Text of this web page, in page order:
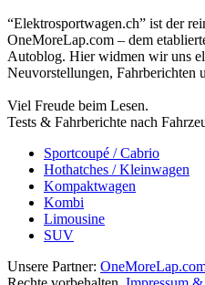
“Elektrosportwagen.ch” ist der
OneMoreLap.com – dem
Autoblog. Hier widmen wir uns
Neuvorstellungen, Fahrberichten
Viel Freude beim Lesen.
Tests & Fahrberichte nach
Sportcoupé / Cabrio
Hothatches / Kleinwagen
Kompaktwagen
Kombi
Limousine
SUV
Unsere Partner: